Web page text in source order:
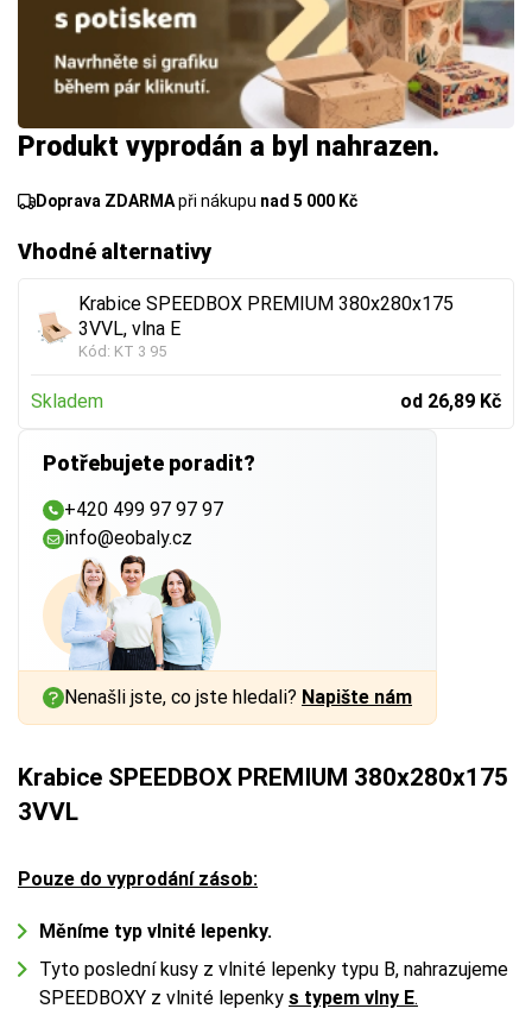
Produkt vyprodán a byl nahrazen.
Doprava ZDARMApři nákupu nad 5 000 Kč
Vhodné alternativy
Krabice SPEEDBOX PREMIUM 380x280x175
3VVL, vlna E
Kód: KT 3 95
Skladem od 26,89 Kč
Potřebujete poradit?
+420 499 97 97 97
info@eobaly.cz
Nenašli jste, co jste hledali? Napište nám
Krabice SPEEDBOX PREMIUM 380x280x175
3VVL
Pouze do vyprodání zásob:
Měníme typ vlnité lepenky.
Tyto poslední kusy z vlnité lepenky typu B, nahrazujeme
SPEEDBOXY z vlnité lepenky s typem vlny E.